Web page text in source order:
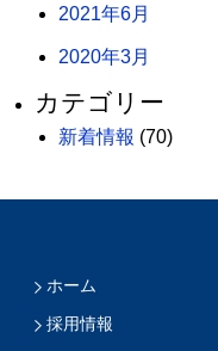
2021年6月
2020年3月
カテゴリー
新着情報 (70)
ホーム
採用情報